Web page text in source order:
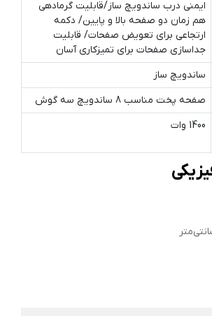
ایمنی درب ساندویچ ساز/قابلیت گرمادهی
هم زمان دو صفحه بالا و پایین/ دکمه
ارتجاعی برای تعویض صفحات/ قابلیت
جداسازی صفحات برای تمیزکاری آسان
ساندویچ ساز
صفحه پخت مناسب 8 ساندویچ سه گوش
1400 وات